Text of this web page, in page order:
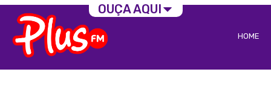
HOME
OUÇA AQUI